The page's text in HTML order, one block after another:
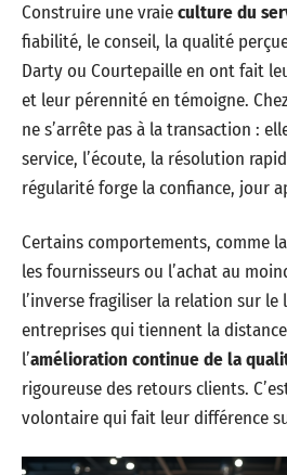
Construire une vraieculture du
fiabilité, le conseil, la qualité
Darty ou Courtepaille en ont fait
et leur pérennité en témoigne.
ne s’arrête pas à la transaction :
service, l’écoute, la résolution
régularité forge la confiance, jour
Certains comportements, comme
les fournisseurs ou l’achat au
l’inverse fragiliser la relation sur le
entreprises qui tiennent la
l’amélioration continue de la
rigoureuse des retours clients.
volontaire qui fait leur différence